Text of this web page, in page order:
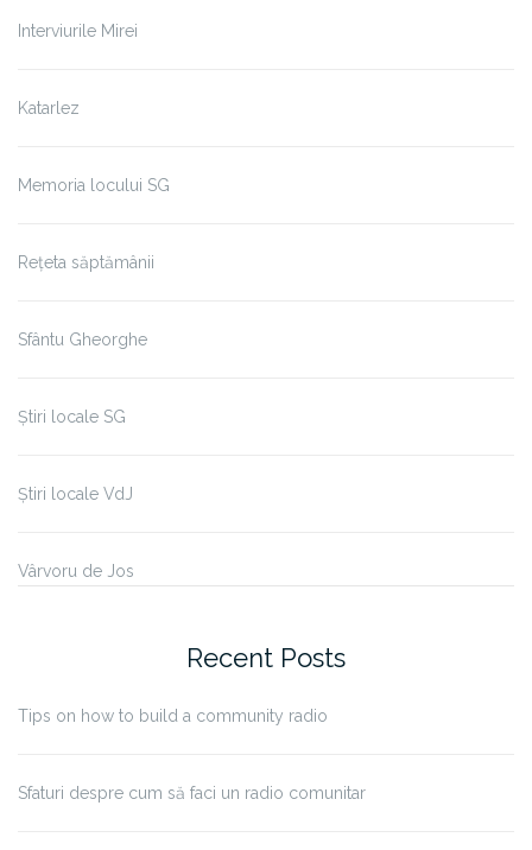
Interviurile Mirei
Katarlez
Memoria locului SG
Rețeta săptămânii
Sfântu Gheorghe
Știri locale SG
Știri locale VdJ
Vârvoru de Jos
Recent Posts
Tips on how to build a community radio
Sfaturi despre cum să faci un radio comunitar